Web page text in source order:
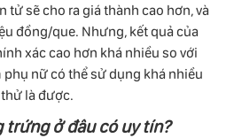
tử sẽ cho ra giá thành cao hơn, và
đồng/que. Nhưng, kết quả của
xác cao hơn khá nhiều so với
nữ có thể sử dụng khá nhiều
là được.
trứng ở đâu có uy tín?